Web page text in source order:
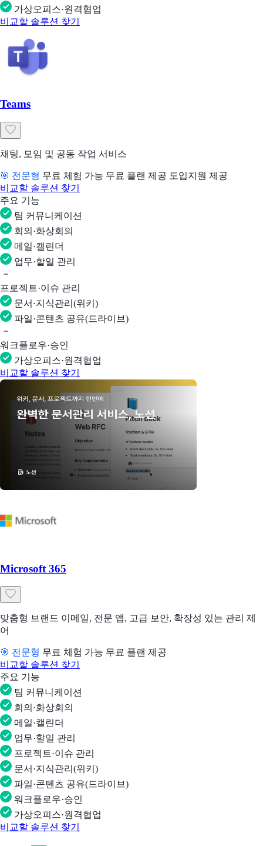
가상오피스·원격협업
비교할 솔루션 찾기
Teams
채팅, 모임 및 공동 작업 서비스
🎯 전문형 무료 체험 가능 무료 플랜 제공 도입지원 제공
비교할 솔루션 찾기
주요 기능
팀 커뮤니케이션
회의·화상회의
메일·캘린더
업무·할일 관리
프로젝트·이슈 관리
문서·지식관리(위키)
파일·콘텐츠 공유(드라이브)
워크플로우·승인
가상오피스·원격협업
비교할 솔루션 찾기
Microsoft 365
맞춤형 브랜드 이메일, 전문 앱, 고급 보안, 확장성 있는 관리 제
어
🎯 전문형 무료 체험 가능 무료 플랜 제공
비교할 솔루션 찾기
주요 기능
팀 커뮤니케이션
회의·화상회의
메일·캘린더
업무·할일 관리
프로젝트·이슈 관리
문서·지식관리(위키)
파일·콘텐츠 공유(드라이브)
워크플로우·승인
가상오피스·원격협업
비교할 솔루션 찾기